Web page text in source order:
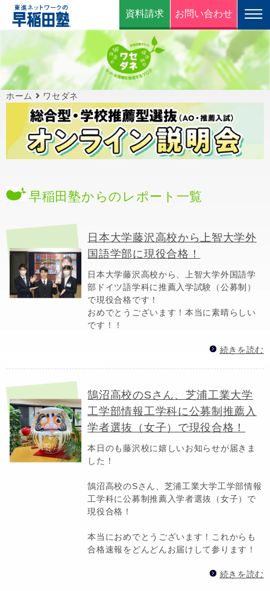
資料請求 お問い合わせ
ホーム ワセダネ
早稲田塾からのレポート一覧
日本大学藤沢高校から上智大学外
国語学部に現役合格！
日本大学藤沢高校から、上智大学外国語学
部ドイツ語学科に推薦入学試験（公募制）
で現役合格です！
おめでとうございます！本当に素晴らしい
です！！
続きを読む
鵠沼高校のSさん、芝浦工業大学
工学部情報工学科に公募制推薦入
学者選抜（女子）で現役合格！
本日のも藤沢校に嬉しいお知らせが届きま
した！
鵠沼高校のSさん、芝浦工業大学工学部情報
工学科に公募制推薦入学者選抜（女子）で
現役合格！
本当におめでとうございます！これからも
合格速報をどんどんお届けして参ります！
続きを読む